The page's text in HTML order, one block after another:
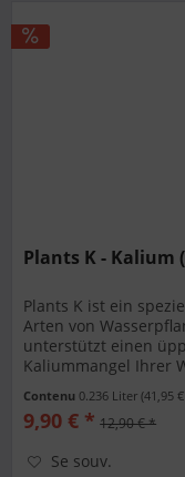
Plants K - Kalium
Plants K ist ein
Arten von
unterstützt einen
Kaliummangel Ihrer
Contenu 0.236 Liter(41,95
9,90 € * 12,90 € *
Se souv.